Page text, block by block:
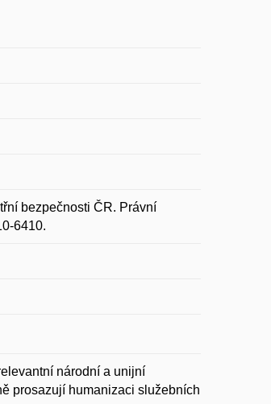
bezpečnosti ČR. Právní
6410.
národní a unijní
prosazují humanizaci služebních